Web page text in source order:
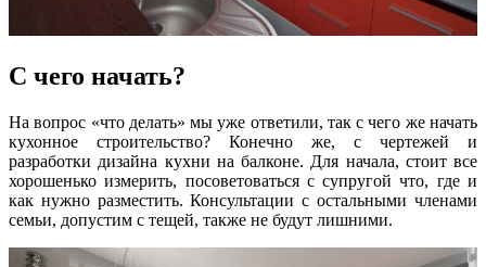
С чего начать?
На вопрос «что делать» мы уже ответили, так с чего же начать
кухонное строительство? Конечно же, с чертежей и
разработки дизайна кухни на балконе. Для начала, стоит все
хорошенько измерить, посоветоваться с супругой что, где и
как нужно разместить. Консультации с остальными членами
семьи, допустим с тещей, также не будут лишними.